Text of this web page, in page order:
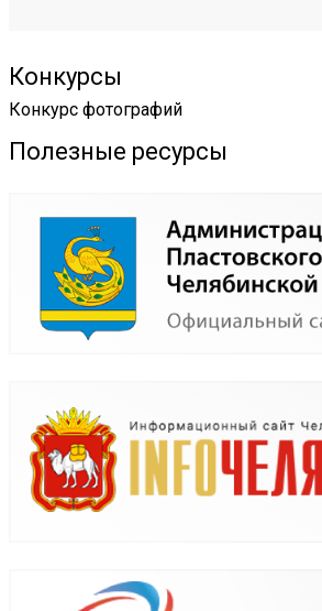
Конкурсы
Конкурс фотографий
Полезные ресурсы